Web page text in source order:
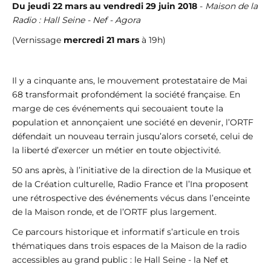
Du jeudi 22 mars au vendredi 29 juin 2018 - Maison de la
Radio : Hall Seine - Nef - Agora
(Vernissage mercredi 21 mars à 19h)
Il y a cinquante ans, le mouvement protestataire de Mai
68 transformait profondément la société française. En
marge de ces événements qui secouaient toute la
population et annonçaient une société en devenir, l’ORTF
défendait un nouveau terrain jusqu’alors corseté, celui de
la liberté d’exercer un métier en toute objectivité.
50 ans après, à l’initiative de la direction de la Musique et
de la Création culturelle, Radio France et l’Ina proposent
une rétrospective des événements vécus dans l’enceinte
de la Maison ronde, et de l’ORTF plus largement.
Ce parcours historique et informatif s’articule en trois
thématiques dans trois espaces de la Maison de la radio
accessibles au grand public : le Hall Seine - la Nef et